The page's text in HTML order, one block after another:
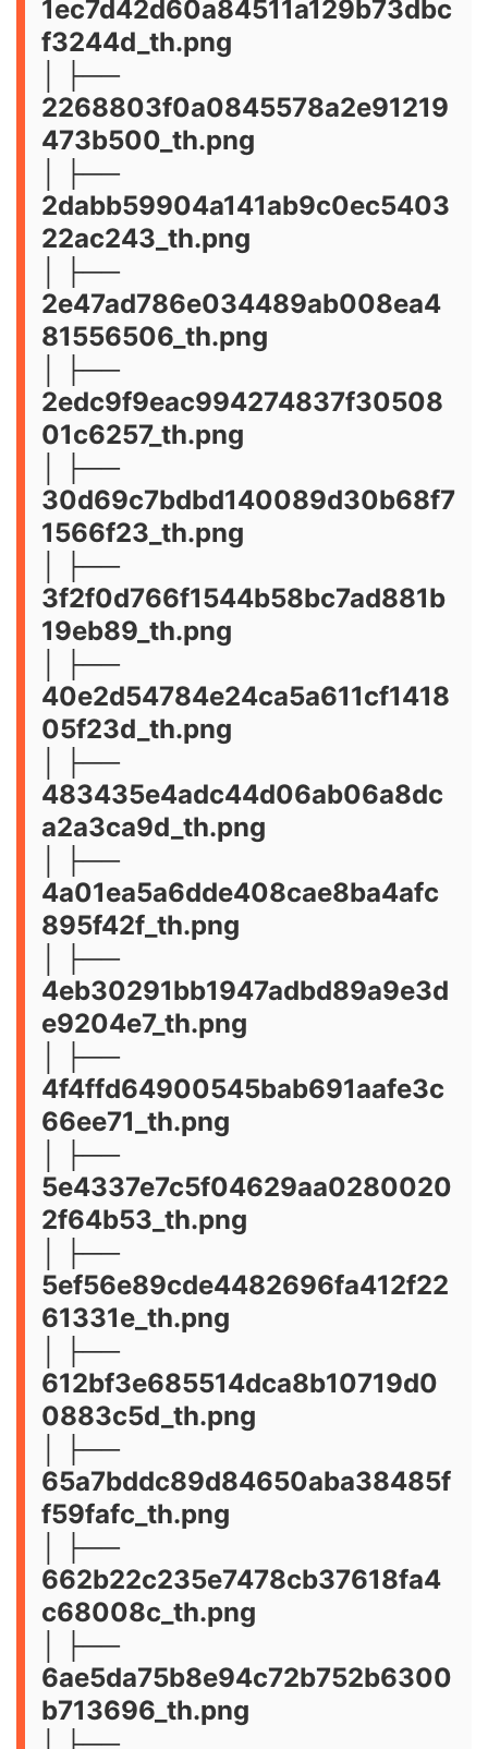
1ec7d42d60a84511a129b73dbc
f3244d_th.png
│ ├──
2268803f0a0845578a2e91219
473b500_th.png
│ ├──
2dabb59904a141ab9c0ec5403
22ac243_th.png
│ ├──
2e47ad786e034489ab008ea4
81556506_th.png
│ ├──
2edc9f9eac994274837f30508
01c6257_th.png
│ ├──
30d69c7bdbd140089d30b68f7
1566f23_th.png
│ ├──
3f2f0d766f1544b58bc7ad881b
19eb89_th.png
│ ├──
40e2d54784e24ca5a611cf1418
05f23d_th.png
│ ├──
483435e4adc44d06ab06a8dc
a2a3ca9d_th.png
│ ├──
4a01ea5a6dde408cae8ba4afc
895f42f_th.png
│ ├──
4eb30291bb1947adbd89a9e3d
e9204e7_th.png
│ ├──
4f4ffd64900545bab691aafe3c
66ee71_th.png
│ ├──
5e4337e7c5f04629aa0280020
2f64b53_th.png
│ ├──
5ef56e89cde4482696fa412f22
61331e_th.png
│ ├──
612bf3e685514dca8b10719d0
0883c5d_th.png
│ ├──
65a7bddc89d84650aba38485f
f59fafc_th.png
│ ├──
662b22c235e7478cb37618fa4
c68008c_th.png
│ ├──
6ae5da75b8e94c72b752b6300
b713696_th.png